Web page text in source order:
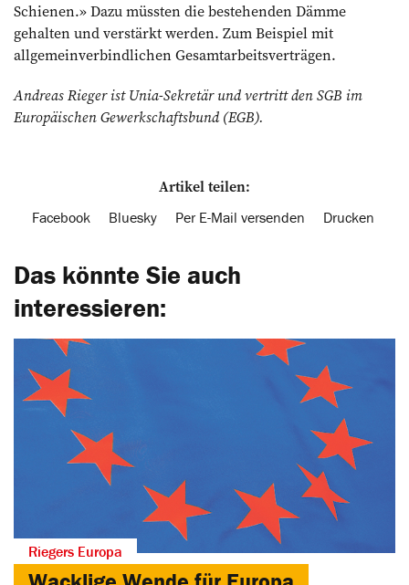
Schienen.» Dazu müssten die bestehenden Dämme
gehalten und verstärkt werden. Zum Beispiel mit
allgemeinverbindlichen Gesamtarbeitsverträgen.
Andreas Rieger ist Unia-Sekretär und vertritt den SGB im
Europäischen Gewerkschaftsbund (EGB).
Artikel teilen:
Facebook Bluesky Per E-Mail versenden Drucken
Das könnte Sie auch
interessieren:
Riegers Europa